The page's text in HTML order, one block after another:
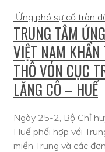
Ứng phó sự cố tràn
TRUNG TÂM
VIỆT NAM KHẨN
THÔ VÓN CỤC
LĂNG CÔ – HUẾ
Ngày 25-2, Bộ Chỉ
Huế phối hợp với
miền Trung và các